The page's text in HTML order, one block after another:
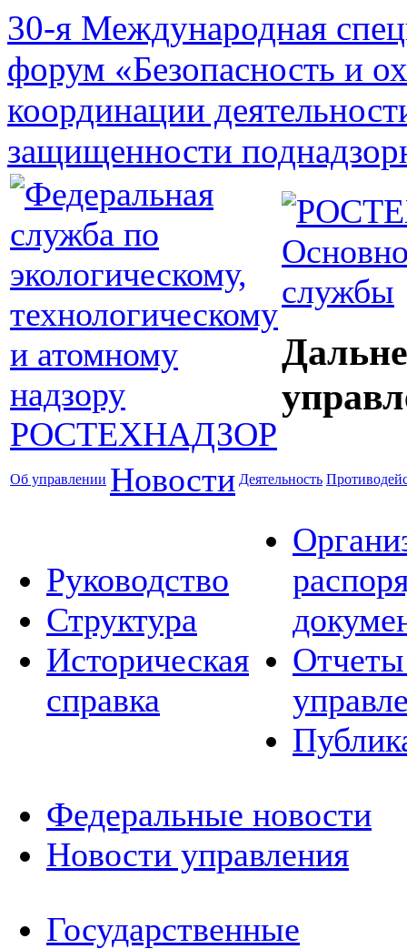
30-я Международная
форум «Безопасность и
координации
защищенности
службы
Об управлении Новости Деятельность
Руководство
Структура
Историческая
справка
Отчеты
Федеральные новости
Новости управления
Государственные